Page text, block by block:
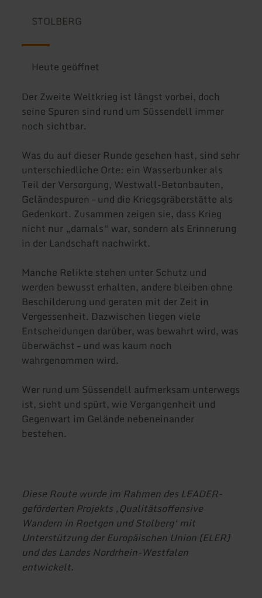
STOLBERG
Heute geöffnet
Der Zweite Weltkrieg ist längst vorbei, doch
seine Spuren sind rund um Süssendell immer
noch sichtbar.
Was du auf dieser Runde gesehen hast, sind sehr
unterschiedliche Orte: ein Wasserbunker als
Teil der Versorgung, Westwall-Betonbauten,
Geländespuren – und die Kriegsgräberstätte als
Gedenkort. Zusammen zeigen sie, dass Krieg
nicht nur „damals“ war, sondern als Erinnerung
in der Landschaft nachwirkt.
Manche Relikte stehen unter Schutz und
werden bewusst erhalten, andere bleiben ohne
Beschilderung und geraten mit der Zeit in
Vergessenheit. Dazwischen liegen viele
Entscheidungen darüber, was bewahrt wird, was
überwächst – und was kaum noch
wahrgenommen wird.
Wer rund um Süssendell aufmerksam unterwegs
ist, sieht und spürt, wie Vergangenheit und
Gegenwart im Gelände nebeneinander
bestehen.
Diese Route wurde im Rahmen des LEADER-
geförderten Projekts ‚Qualitätsoffensive
Wandern in Roetgen und Stolberg‘ mit
Unterstützung der Europäischen Union (ELER)
und des Landes Nordrhein-Westfalen
entwickelt.